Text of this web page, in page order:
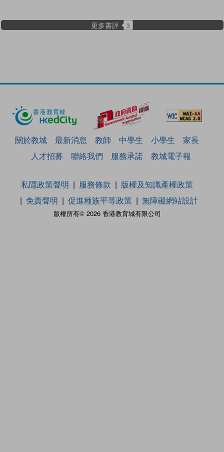
更多書評 3
關於教城 最新消息 教師 中學生 小學生
家長
人才招募
聯絡我們 服務承諾 教城電子報
版權所有© 2026 香港教育城有限公司
私隱政策聲明 服務條款
版權及知識產權政策
免責聲明
促進種族平等政策 無障礙網站設計